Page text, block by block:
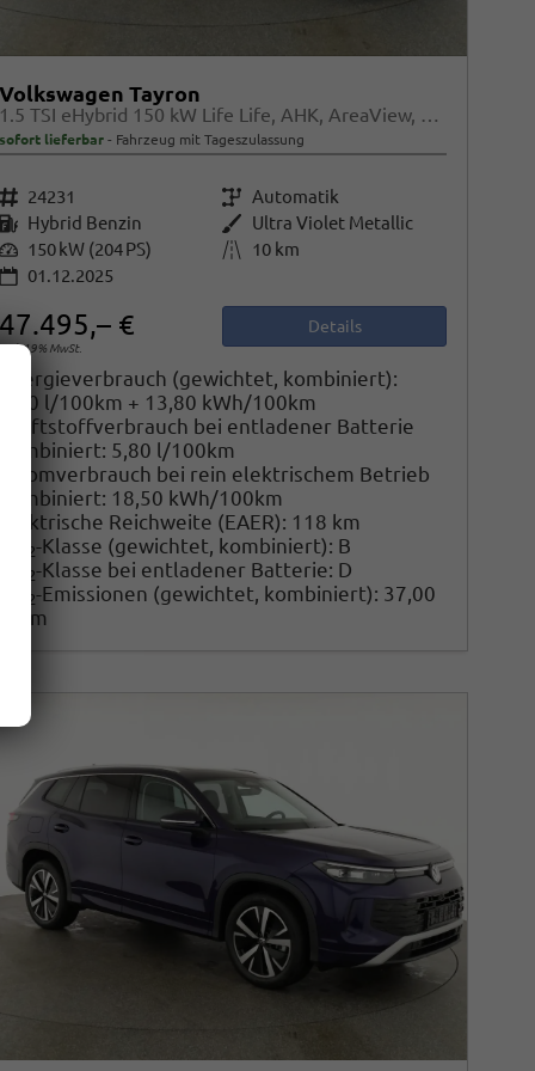
Volkswagen Tayron
1.5 TSI eHybrid 150 kW Life Life, AHK, AreaView, Side, Navi, Winter, 5-J. Garantie
sofort lieferbar Fahrzeug mit Tageszulassung
Fahrzeugnr. 24231 GetriebeAutomatik
Kraftstoff Hybrid Benzin Außenfarbe Ultra Violet Metallic
Leistung 150 kW (204 PS) Kilometerstand 10 km
01.12.2025
47.495,– €
19% MwSt.
Details
Energieverbrauch (gewichtet, kombiniert):
1,60 l/100km + 13,80 kWh/100km
Kraftstoffverbrauch bei entladener Batterie
kombiniert: 5,80 l/100km
Stromverbrauch bei rein elektrischem Betrieb
kombiniert: 18,50 kWh/100km
Elektrische Reichweite (EAER): 118 km
2-Klasse (gewichtet, kombiniert): B
2-Klasse bei entladener Batterie: D
2-Emissionen (gewichtet, kombiniert): 37,00
g/km